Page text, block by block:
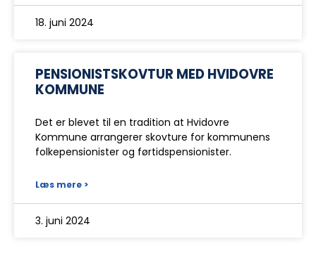
18. juni 2024
PENSIONISTSKOVTUR MED HVIDOVRE
KOMMUNE
Det er blevet til en tradition at Hvidovre
Kommune arrangerer skovture for kommunens
folkepensionister og førtidspensionister.
Læs mere >
3. juni 2024